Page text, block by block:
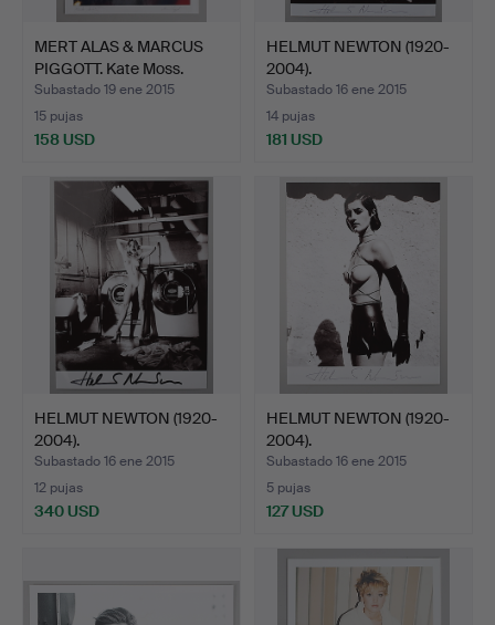
MERT ALAS & MARCUS
PIGGOTT. Kate Moss.
Subastado 19 ene 2015
15 pujas
158 USD
HELMUT NEWTON (1920-
2004).
Subastado 16 ene 2015
14 pujas
181 USD
HELMUT NEWTON (1920-
2004).
Subastado 16 ene 2015
12 pujas
340 USD
HELMUT NEWTON (1920-
2004).
Subastado 16 ene 2015
5 pujas
127 USD